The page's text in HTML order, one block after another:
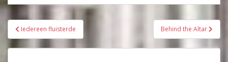
Bericht
navigatie
Iedereen fluisterde Behind the Altar